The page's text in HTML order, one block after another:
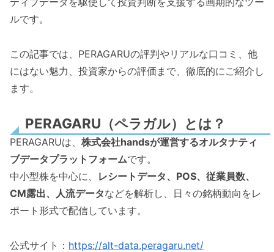
ルです。
この記事では、PERAGARUの評判やリアルな口コミ、他
にはない魅力、投資家からの評価まで、徹底的にご紹介し
ます。
PERAGARU（ペラガル）とは？
PERAGARUは、 株式会社handsが運営するオルタナティ
ブデータプラットフォームです。
中小型株を中心に、 レシートデータ、POS、従業員数、
CM露出、人流データなどを解析し、日々の銘柄動向をレ
ポート形式で配信しています。
公式サイト： https://alt-data.peragaru.net/